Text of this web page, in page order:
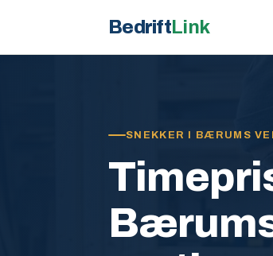
BedriftLink
SNEKKER I BÆRUMS